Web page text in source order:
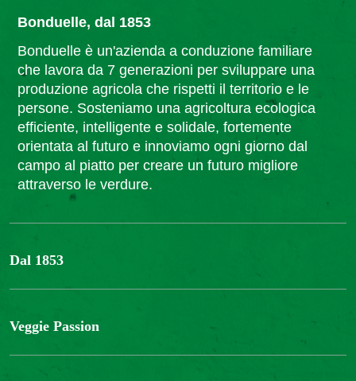
Bonduelle, dal 1853
Bonduelle è un'azienda a conduzione familiare
che lavora da 7 generazioni per sviluppare una
produzione agricola che rispetti il territorio e le
persone. Sosteniamo una agricoltura ecologica
efficiente, intelligente e solidale, fortemente
orientata al futuro e innoviamo ogni giorno dal
campo al piatto per creare un futuro migliore
attraverso le verdure.
Dal 1853
Il Gruppo
La nostra filiera
Lavora con noi
Veggie Passion
l'ABC delle verdure
#veggiepassion